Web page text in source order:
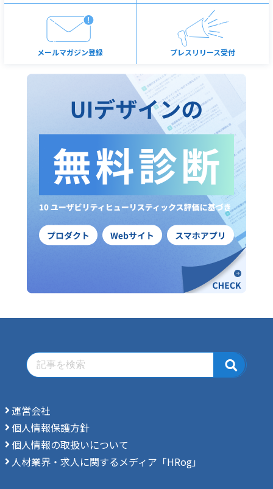
メールマガジン登録 プレスリリース受付
運営会社
個人情報保護方針
個人情報の取扱いについて
人材業界・求人に関するメディア「HRog」